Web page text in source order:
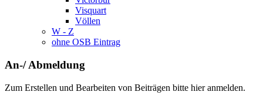
Visquart
Völlen
W - Z
ohne OSB Eintrag
An-/ Abmeldung
Zum Erstellen und Bearbeiten von Beiträgen bitte hier anmelden.